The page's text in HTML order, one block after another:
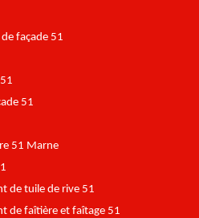
façade 51
51
51 Marne
de tuile de rive 51
de faîtière et faîtage 51